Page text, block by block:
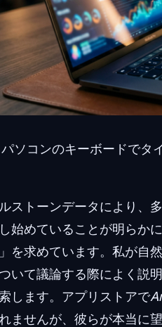
パソコンのキーボードでタ
ストーンデータにより、
始めていることが明らか
を求めています。私が自
いて議論する際によく説
します。アプリストアで
ませんが、彼らが本当に